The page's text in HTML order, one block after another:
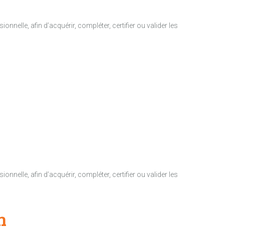
afin d’acquérir, compléter, certifier ou valider les
afin d’acquérir, compléter, certifier ou valider les